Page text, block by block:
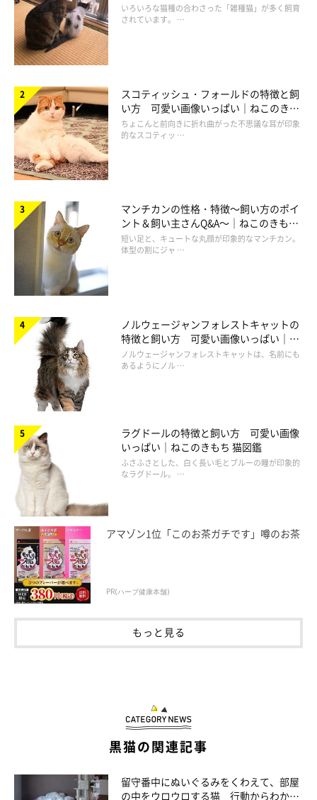
いろいろな猫種の合わさった「雑種猫」が多く飼育
されています。 …
スコティッシュ・フォールドの特徴と飼
い方 可愛い画像いっぱい｜ねこのきも
ち 猫図鑑
ちょこんと前向きに折れ曲がった不思議な耳が印象
的なスコティッ …
マンチカンの性格・特徴～飼い方のポイ
ント＆飼い主さんQ&A～｜ねこのきもち
猫図鑑
短い足と、キュートな丸顔が印象的なマンチカン。
体型の割にジャ …
ノルウェージャンフォレストキャットの
特徴と飼い方 可愛い画像いっぱい｜ね
このきもち 猫図鑑
ノルウェージャンフォレストキャットは、名前にも
あるようにノル …
ラグドールの特徴と飼い方 可愛い画像
いっぱい｜ねこのきもち 猫図鑑
ふさふさとした、白く長い毛とブルーの瞳が印象的
なラグドール。 …
アマゾン1位「このお茶ガチです」噂のお茶
PR(ハーブ健康本舗)
もっと見る
黒猫の関連記事
留守番中にぬいぐるみをくわえて、部屋
の中をウロウロする猫 行動からわかる